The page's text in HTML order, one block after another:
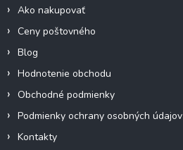
Ako nakupovať
Ceny poštovného
Blog
Hodnotenie obchodu
Obchodné podmienky
Podmienky ochrany osobných údajov
Kontakty